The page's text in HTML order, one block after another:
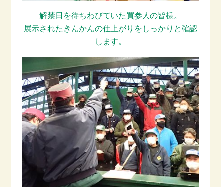
解禁日を待ちわびていた買参人の皆様。
展示されたきんかんの仕上がりをしっかりと確認
します。